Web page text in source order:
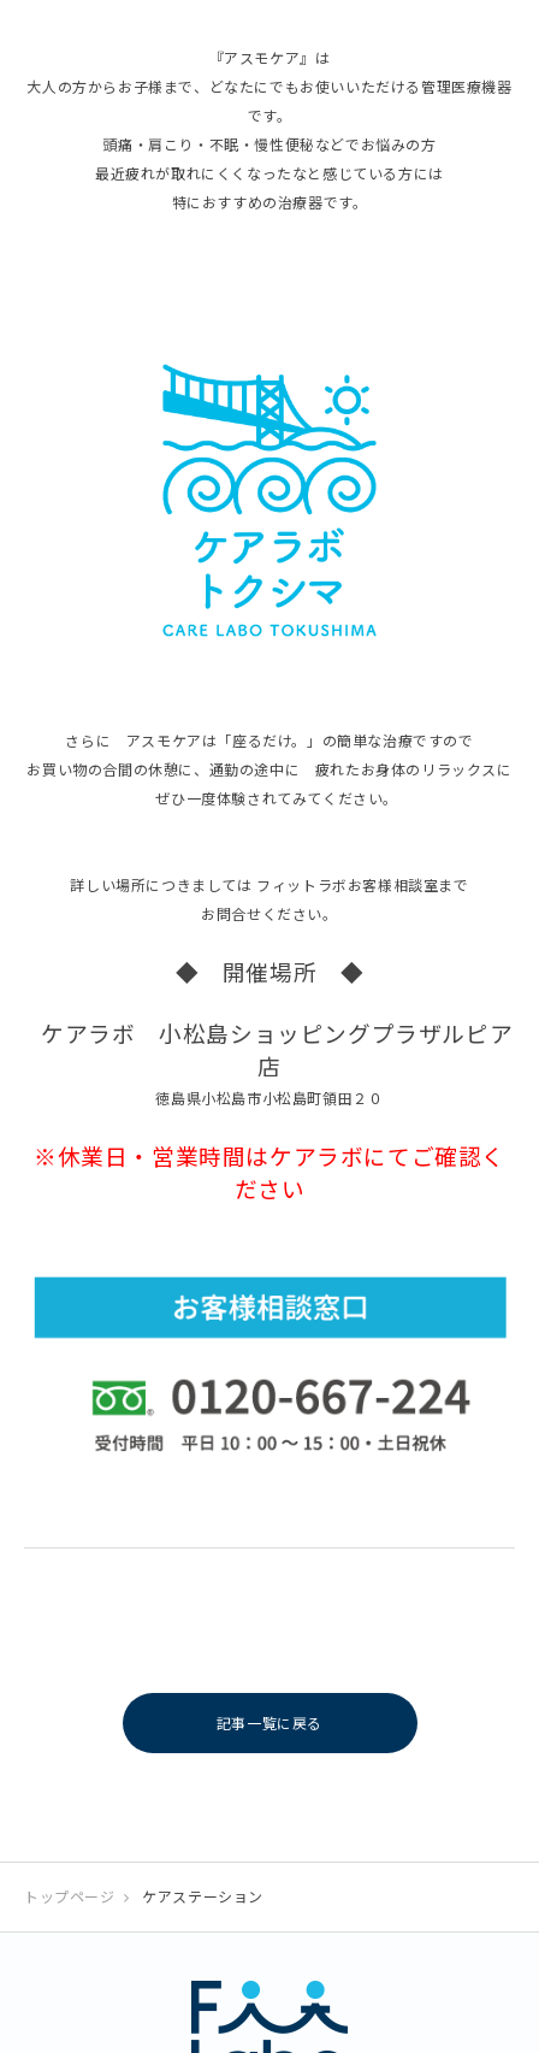
『アスモケア』は
大人の方からお子様まで、どなたにでもお使いいただける管理医療機器
です。
頭痛・肩こり・不眠・慢性便秘などでお悩みの方
最近疲れが取れにくくなったなと感じている方には
特におすすめの治療器です。
さらに アスモケアは「座るだけ。」の簡単な治療ですので
お買い物の合間の休憩に、通勤の途中に 疲れたお身体のリラックスに
ぜひ一度体験されてみてください。
詳しい場所につきましては フィットラボお客様相談室まで
お問合せください。
◆ 開催場所 ◆
ケアラボ 小松島ショッピングプラザルピア
店
徳島県小松島市小松島町領田２０
※休業日・営業時間はケアラボにてご確認く
ださい
記事一覧に戻る
トップページ ケアステーション